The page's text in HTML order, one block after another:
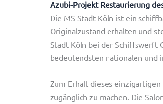
Azubi-Projekt Restaurierung
Die MS Stadt Köln ist ein
Originalzustand erhalten und
Stadt Köln bei der Schiffswerft
bedeutendsten nationalen und
Zum Erhalt dieses
zugänglich zu machen. Die